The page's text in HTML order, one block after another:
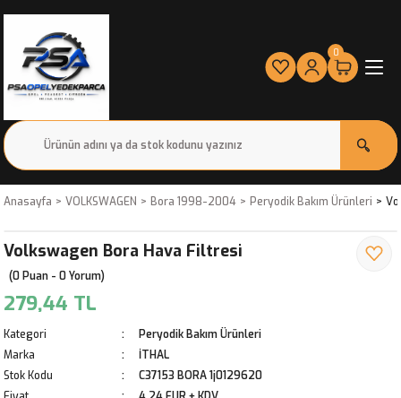
0
Anasayfa VOLKSWAGEN Bora 1998-2004 Peryodik Bakım Ürünleri
Volkswagen Bora Hava Filtresi
(0 Puan - 0 Yorum)
279,44 TL
Kategori
Peryodik Bakım Ürünleri
Marka
İTHAL
Stok Kodu
C37153 BORA 1j0129620